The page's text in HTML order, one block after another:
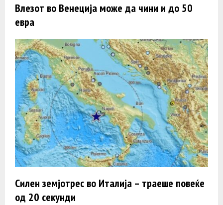
Влезот во Венеција може да чини и до 50
евра
Силен земјотрес во Италија – траеше повеќе
од 20 секунди